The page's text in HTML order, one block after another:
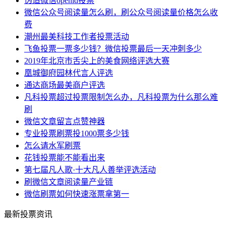
微信公众号阅读量怎么刷，刷公众号阅读量价格怎么收
费
潮州最美科技工作者投票活动
飞鱼投票一票多少钱？微信投票最后一天冲刺多少
2019年北京市舌尖上的美食网络评选大赛
凰城御府园林代言人评选
通达商场最美商户评选
凡科投票超过投票限制怎么办，凡科投票为什么那么难
刷
微信文章留言点赞神器
专业投票刷票投1000票多少钱
怎么请水军刷票
花钱投票能不能看出来
第七届凡人歌·十大凡人善举评选活动
刷微信文章阅读量产业链
微信刷票如何快速涨票拿第一
最新投票资讯